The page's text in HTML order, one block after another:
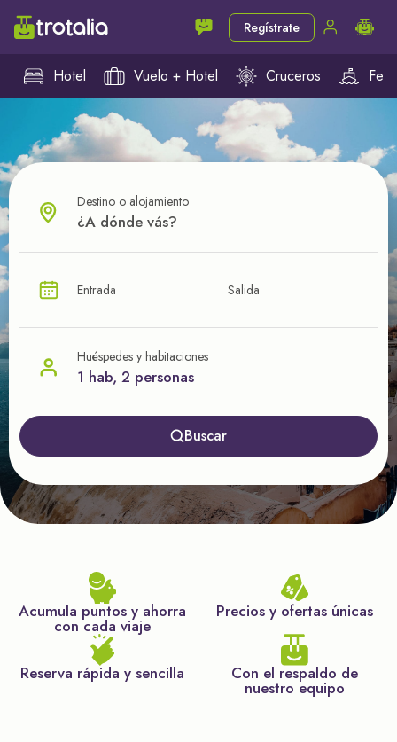
Regístrate
Hotel Vuelo + Hotel Cruceros
¿CUÁL VA A SER TU PRÓXIMO TROTE?
nuestras ofertas
Destino o alojamiento
Entrada Salida
Huéspedes y habitaciones
1 hab, 2 personas
Buscar
Acumula puntos y ahorra
con cada viaje
Precios y ofertas únicas
Reserva rápida y sencilla Con el respaldo de
nuestro equipo